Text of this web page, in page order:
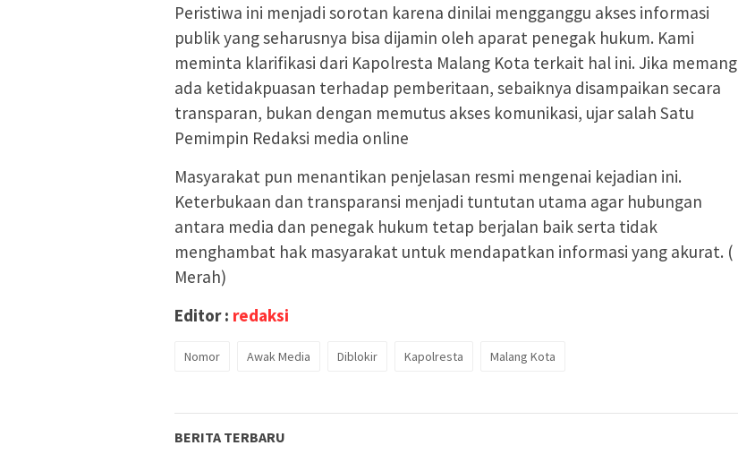
Peristiwa ini menjadi sorotan karena dinilai mengganggu akses informasi
publik yang seharusnya bisa dijamin oleh aparat penegak hukum. Kami
meminta klarifikasi dari Kapolresta Malang Kota terkait hal ini. Jika memang
ada ketidakpuasan terhadap pemberitaan, sebaiknya disampaikan secara
transparan, bukan dengan memutus akses komunikasi, ujar salah Satu
Pemimpin Redaksi media online
Masyarakat pun menantikan penjelasan resmi mengenai kejadian ini.
Keterbukaan dan transparansi menjadi tuntutan utama agar hubungan
antara media dan penegak hukum tetap berjalan baik serta tidak
menghambat hak masyarakat untuk mendapatkan informasi yang akurat. (
Merah)
Editor : redaksi
Nomor Awak Media Diblokir Kapolresta Malang Kota
BERITA TERBARU